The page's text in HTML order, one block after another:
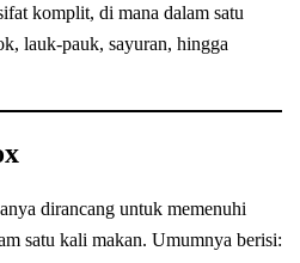
komplit, di mana dalam satu
lauk-pauk, sayuran, hingga
dirancang untuk memenuhi
satu kali makan. Umumnya berisi: